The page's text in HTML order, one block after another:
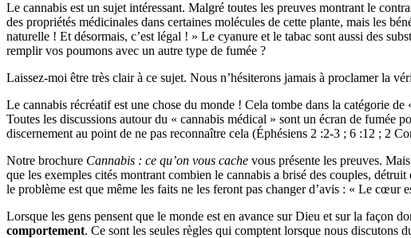
Le cannabis est un sujet intéressant. Malgré toutes les preuves montrant le
des propriétés médicinales dans certaines molécules de cette plante, mais les
naturelle ! Et désormais, c’est légal ! » Le cyanure et le tabac sont aussi des
remplir vos poumons avec un autre type de fumée ?
Laissez-moi être très clair à ce sujet. Nous n’hésiterons jamais à proclamer la
Le cannabis récréatif est une chose du monde ! Cela tombe dans la catégorie
Toutes les discussions autour du « cannabis médical » sont un écran de fumée
discernement au point de ne pas reconnaître cela (Éphésiens 2 :2-3 ; 6 :12 ; 2
Notre brochure Cannabis : ce qu’on vous cache vous présente les preuves.
que les exemples cités montrant combien le cannabis a brisé des couples,
le problème est que même les faits ne les feront pas changer d’avis : « Le
Lorsque les gens pensent que le monde est en avance sur Dieu et sur la façon
comportement. Ce sont les seules règles qui comptent lorsque nous discutons